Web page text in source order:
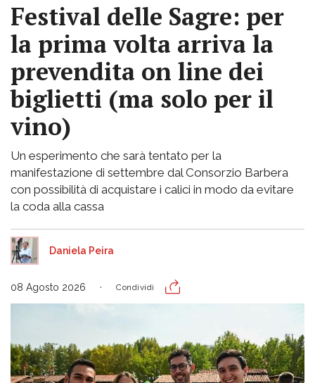
Festival delle Sagre: per
la prima volta arriva la
prevendita on line dei
biglietti (ma solo per il
vino)
Un esperimento che sarà tentato per la
manifestazione di settembre dal Consorzio Barbera
con possibilità di acquistare i calici in modo da evitare
la coda alla cassa
Daniela Peira
08 Agosto 2026 Condividi